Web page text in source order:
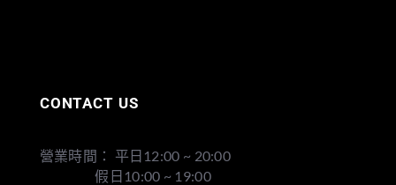
CONTACT US
營業時間： 平日12:00 ~ 20:00
假日10:00 ~ 19:00